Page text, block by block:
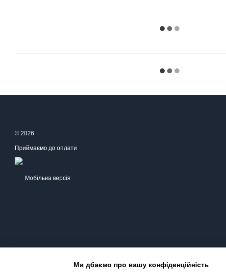
© 2026
Приймаємо до оплати
Мобільна версія
Ми дбаємо про вашу конфіденційність